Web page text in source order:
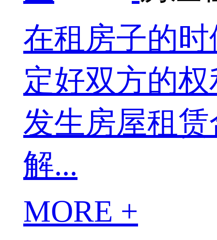
在租房子的
定好双方的
发生房屋租
解...
MORE +